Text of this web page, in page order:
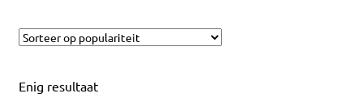
Enig resultaat